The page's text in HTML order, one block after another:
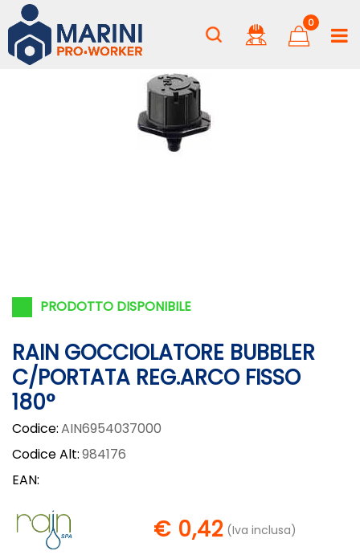
0
PRODOTTO DISPONIBILE
RAIN GOCCIOLATORE BUBBLER
C/PORTATA REG.ARCO FISSO
180°
Codice:AIN6954037000
Codice Alt:984176
EAN:
€ 0,42 (Iva inclusa)